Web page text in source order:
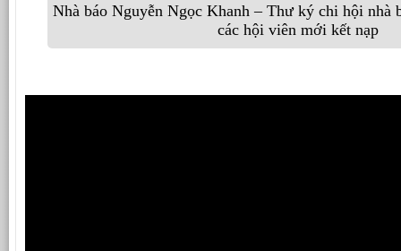
Nhà báo Nguyễn Ngọc Khanh – Thư ký chi hội nhà
các hội viên mới kết nạp